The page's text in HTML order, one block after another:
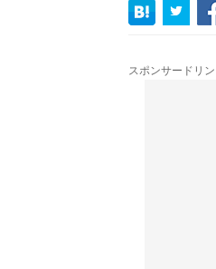
スポンサードリン